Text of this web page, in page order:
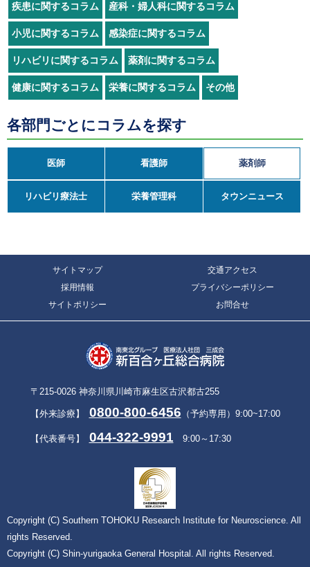
疾患に関するコラム 産科・婦人科に関するコラム
小児に関するコラム 感染症に関するコラム
リハビリに関するコラム 薬剤に関するコラム
健康に関するコラム 栄養に関するコラム その他
各部門ごとにコラムを探す
医師 看護師 薬剤師
リハビリ療法士 栄養管理科 タウンニュース
サイトマップ 交通アクセス
採用情報 プライバシーポリシー
サイトポリシー お問合せ
〒215-0026 神奈川県川崎市麻生区古沢都古255
【外来診療】 0800-800-6456 （予約専用）9:00~17:00
【代表番号】 044-322-9991 9:00～17:30
Copyright (C) Southern TOHOKU Research Institute for Neuroscience. All
rights Reserved.
Copyright (C) Shin-yurigaoka General Hospital. All rights Reserved.